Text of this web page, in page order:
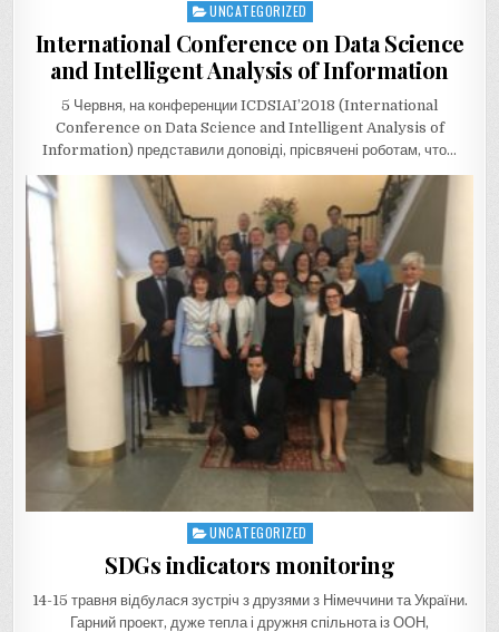
Posted
in
UNCATEGORIZED
International Conference on Data Science
and Intelligent Analysis of Information
5 Червня, на конференции ICDSIAI’2018 (International
Conference on Data Science and Intelligent Analysis of
Information) представили доповіді, прісвячені роботам, что…
Posted
in
UNCATEGORIZED
SDGs indicators monitoring
14-15 травня відбулася зустріч з друзями з Німеччини та України.
Гарний проект, дуже тепла і дружня спільнота із ООН,